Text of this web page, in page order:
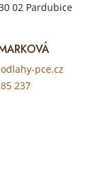
02 Pardubice
pce.cz
237